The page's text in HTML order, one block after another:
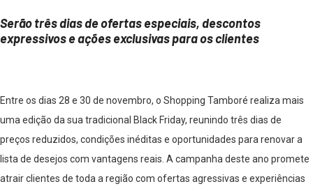
Serão três dias de ofertas especiais, descontos
expressivos e ações exclusivas para os clientes
Entre os dias 28 e 30 de novembro, o Shopping Tamboré realiza mais
uma edição da sua tradicional Black Friday, reunindo três dias de
preços reduzidos, condições inéditas e oportunidades para renovar a
lista de desejos com vantagens reais. A campanha deste ano promete
atrair clientes de toda a região com ofertas agressivas e experiências